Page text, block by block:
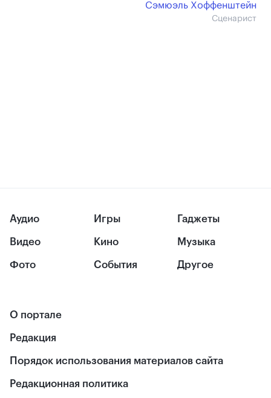
Сэмюэль Хоффенштейн
Сценарист
Аудио
Видео
Фото
Игры
Кино
События
Гаджеты
Музыка
Другое
О портале
Редакция
Порядок использования материалов сайта
Редакционная политика